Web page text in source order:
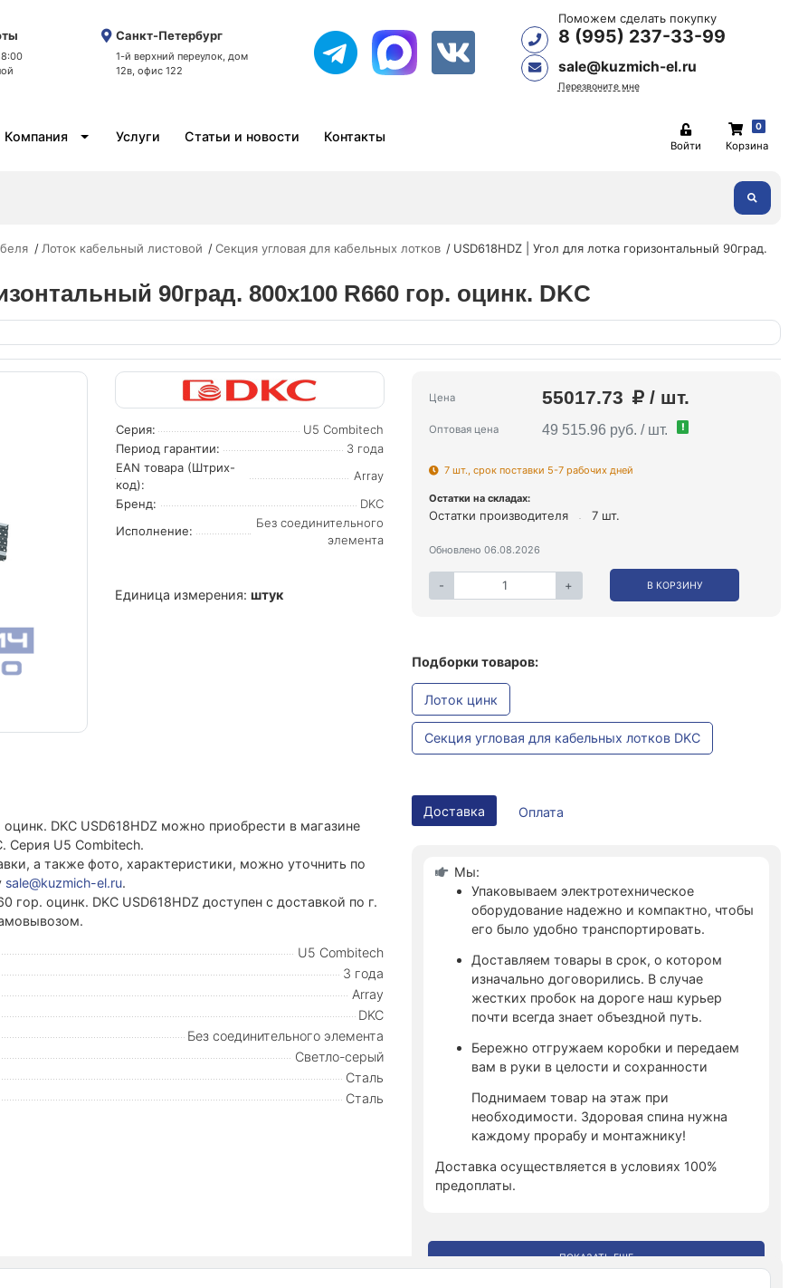
Санкт-Петербург
1-й верхний переулок, дом
12в, офис 122
Поможем сделать покупку
8 (995) 237-33-99
sale@kuzmich-el.ru
Перезвоните мне
Компания Услуги Статьи и новости Контакты
Войти
0
Корзина
Лоток кабельный листовой Секция угловая для кабельных лотков
USD618HDZ | Угол для лотка горизонтальный 90град.
90град. 800х100 R660 гор. оцинк. DKC
Серия:
U5 Combitech
Период гарантии:
3 года
EAN товара (Штрих-
код):
Array
Бренд:
DKC
Исполнение:
Без соединительного
элемента
Единица измерения: штук
Цена 55017.73 / шт.
Оптовая цена 49 515.96 руб. / шт. !
7 шт., срок поставки 5-7 рабочих дней
Остатки на складах:
Остатки производителя 7 шт.
Обновлено 06.08.2026
- + В КОРЗИНУ
Подборки товаров:
Лоток цинк
Секция угловая для кабельных лотков DKC
Доставка Оплата
Мы:
Упаковываем электротехническое
оборудование надежно и компактно, чтобы
его было удобно транспортировать.
Доставляем товары в срок, о котором
изначально договорились. В случае
жестких пробок на дороге наш курьер
почти всегда знает объездной путь.
Бережно отгружаем коробки и передаем
вам в руки в целости и сохранности
Поднимаем товар на этаж при
необходимости. Здоровая спина нужна
каждому прорабу и монтажнику!
Доставка осуществляется в условиях 100%
предоплаты.
ПОКАЗАТЬ ЕЩЕ
DKC USD618HDZ можно приобрести в магазине
Серия U5 Combitech.
а также фото, характеристики, можно уточнить по
sale@kuzmich-el.ru.
гор. оцинк. DKC USD618HDZ доступен с доставкой по г.
U5 Combitech
3 года
Array
DKC
Без соединительного элемента
Светло-серый
Сталь
Сталь